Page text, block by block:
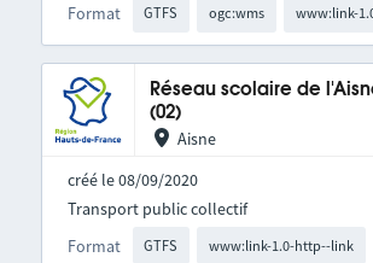
Format GTFS ogc:wms www:link-
Réseau scolaire de
(02)
Aisne
créé le 08/09/2020
Format GTFS www:link-1.0-http--link
Transport public collectif